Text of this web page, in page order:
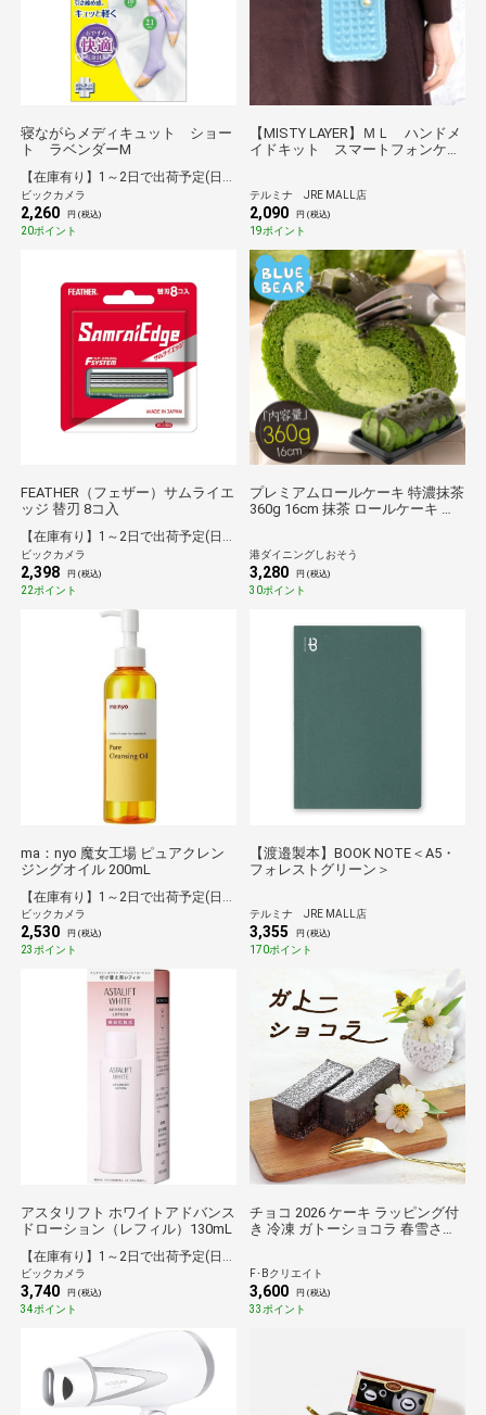
寝ながらメディキュット ショー
ト ラベンダーM
【在庫有り】1～2日で出荷予定(日付指定可)
ビックカメラ
2,260 円 (税込)
20ポイント
【MISTY LAYER】ＭＬ ハンドメ
イドキット スマートフォンケー
テルミナ JRE MALL店
2,090 円 (税込)
19ポイント
FEATHER（フェザー）サムライエ
ッジ 替刃 8コ入
【在庫有り】1～2日で出荷予定(日付指定可)
ビックカメラ
2,398 円 (税込)
22ポイント
プレミアムロールケーキ 特濃抹茶
360g 16cm 抹茶 ロールケーキ 生
イーツ 冷凍ケーキ 冷凍スイーツ
不揃い 送料無料 ギフト プレゼン
ト
港ダイニングしおそう
3,280 円 (税込)
30ポイント
ma：nyo 魔女工場 ピュアクレン
ジングオイル 200mL
ビックカメラ
2,530 円 (税込)
23ポイント
【渡邉製本】BOOK NOTE＜A5・
フォレストグリーン＞
テルミナ JRE MALL店
3,355 円 (税込)
170ポイント
アスタリフト ホワイトアドバンス
ドローション（レフィル）130mL
ビックカメラ
3,740 円 (税込)
34ポイント
チョコ 2026 ケーキ ラッピング付
き 冷凍 ガトーショコラ 春雪さぶ
F･Bクリエイト
3,600 円 (税込)
33ポイント